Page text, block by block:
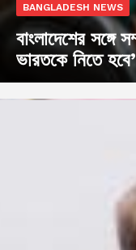
BANGLADESH NEWS
বাংলাদেশের সঙ্গে
ভারতকে নিতে